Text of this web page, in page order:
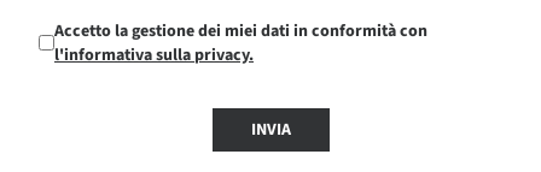
Accetto la gestione dei miei dati in conformità con
l'informativa sulla privacy.
INVIA